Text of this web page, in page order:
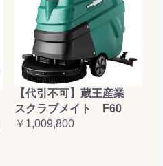
【代引不可】蔵王産業
スクラブメイト F60
￥1,009,800